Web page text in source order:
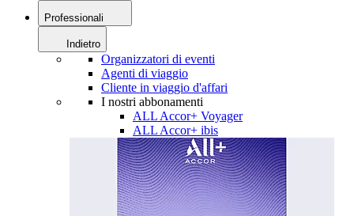
Professionali
Indietro
Organizzatori di eventi
Agenti di viaggio
Cliente in viaggio d'affari
I nostri abbonamenti
ALL Accor+ Voyager
ALL Accor+ ibis